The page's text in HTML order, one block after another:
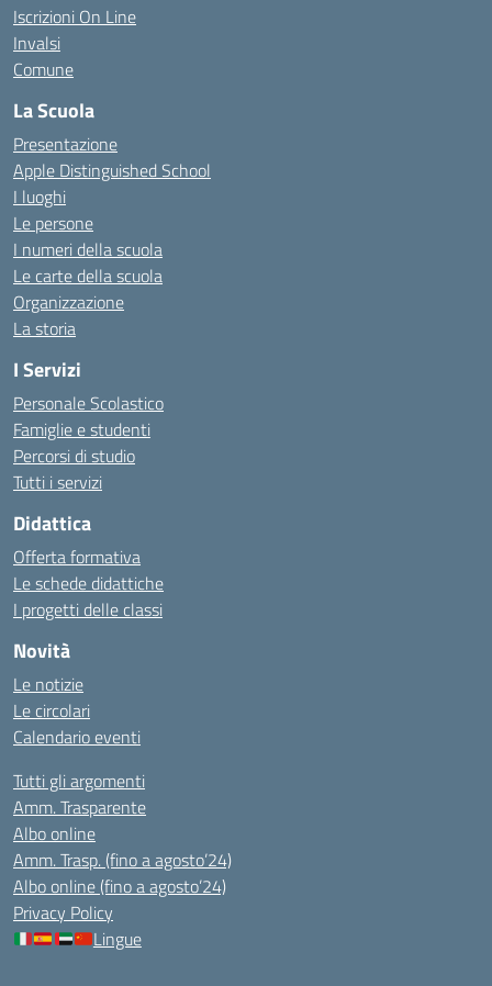
Iscrizioni On Line
Invalsi
Comune
La Scuola
Presentazione
Apple Distinguished School
I luoghi
Le persone
I numeri della scuola
Le carte della scuola
Organizzazione
La storia
I Servizi
Personale Scolastico
Famiglie e studenti
Percorsi di studio
Tutti i servizi
Didattica
Offerta formativa
Le schede didattiche
I progetti delle classi
Novità
Le notizie
Le circolari
Calendario eventi
Tutti gli argomenti
Amm. Trasparente
Albo online
Amm. Trasp. (fino a agosto’24)
Albo online (fino a agosto’24)
Privacy Policy
Lingue